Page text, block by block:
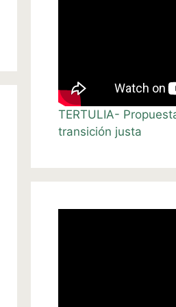
TERTULIA-
transición justa